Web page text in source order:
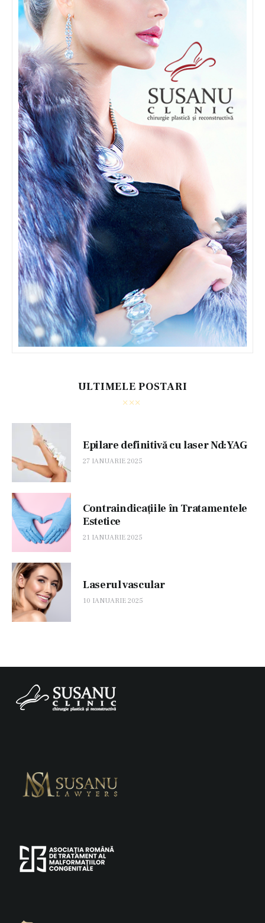
ULTIMELE POSTARI
Epilare definitivă cu laser Nd:YAG
27 IANUARIE 2025
Contraindicațiile în Tratamentele
Estetice
21 IANUARIE 2025
Laserul vascular
10 IANUARIE 2025